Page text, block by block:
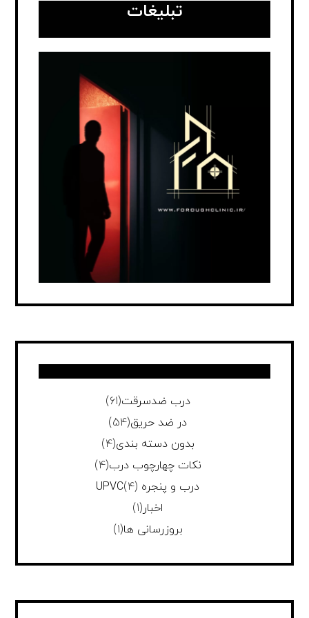
تبلیغات
درب ضدسرقت(61)
در ضد حریق(54)
بدون دسته بندی(4)
نکات چهارچوب درب(4)
درب و پنجره UPVC (4)
اخبار(1)
بروزرسانی ها(1)